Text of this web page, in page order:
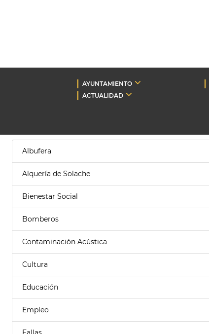
AYUNTAMIENTO
ACTUALIDAD
Albufera
Alquería de Solache
Bienestar Social
Bomberos
Contaminación Acústica
Cultura
Educación
Empleo